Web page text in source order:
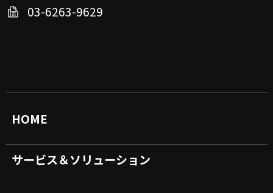
03-6263-9629
HOME
サービス＆ソリューション